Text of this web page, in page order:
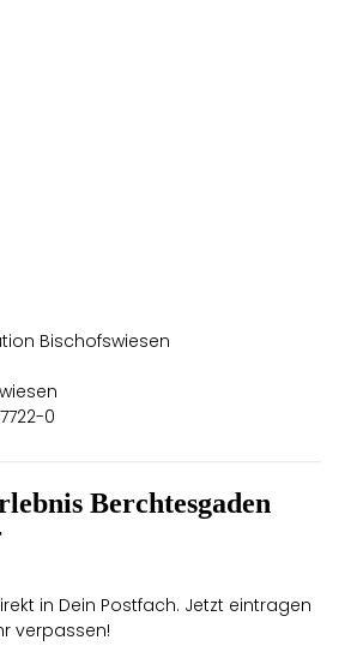
Bischofswiesen
0
Berchtesgaden
in Dein Postfach. Jetzt eintragen
verpassen!